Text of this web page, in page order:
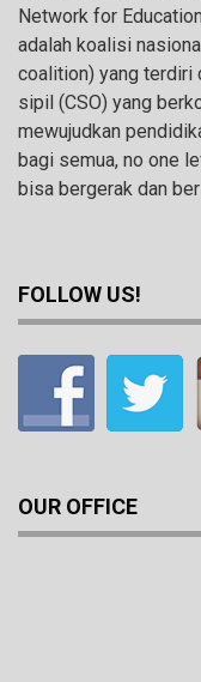
Network for
adalah koalisi
coalition) yang terdiri
sipil (CSO) yang
mewujudkan
bagi semua, no one
bisa bergerak dan
FOLLOW US!
OUR OFFICE